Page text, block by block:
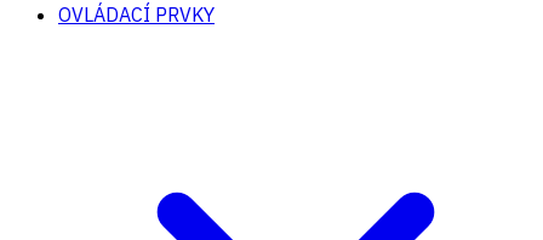
OVLÁDACÍ PRVKY